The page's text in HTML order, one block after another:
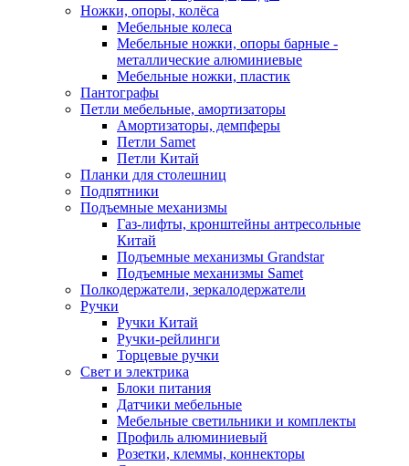
Ножки, опоры, колёса
Мебельные колеса
Мебельные ножки, опоры барные -
металлические алюминиевые
Мебельные ножки, пластик
Пантографы
Петли мебельные, амортизаторы
Амортизаторы, демпферы
Петли Samet
Петли Китай
Планки для столешниц
Подпятники
Подъемные механизмы
Газ-лифты, кронштейны антресольные
Китай
Подъемные механизмы Grandstar
Подъемные механизмы Samet
Полкодержатели, зеркалодержатели
Ручки
Ручки Китай
Ручки-рейлинги
Торцевые ручки
Свет и электрика
Блоки питания
Датчики мебельные
Мебельные светильники и комплекты
Профиль алюминиевый
Розетки, клеммы, коннекторы